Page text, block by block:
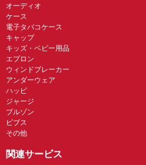
オーディオ
ケース
電子タバコケース
キャップ
キッズ・ベビー用品
エプロン
ウィンドブレーカー
アンダーウェア
ハッピ
ジャージ
ブルゾン
ビブス
その他
関連サービス